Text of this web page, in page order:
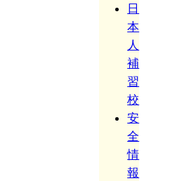
日
本
人
補
習
校
安
全
情
報